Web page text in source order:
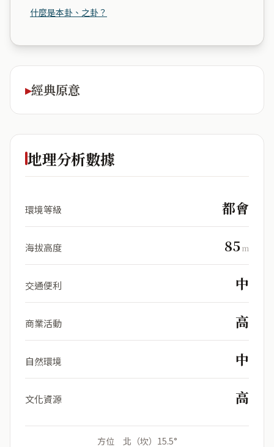
什麼是本卦、之卦？
經典原意
地理分析數據
環境等級 都會
海拔高度 85 m
交通便利 中
商業活動 高
自然環境 中
文化資源 高
方位 北（坎）15.5°